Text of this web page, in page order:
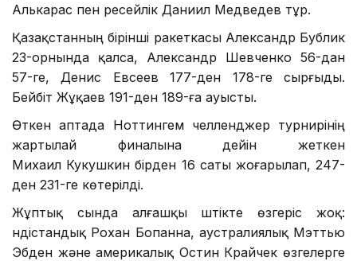
Алькарас пен ресейлік Даниил Медведев тұр.
Қазақстанның бірінші ракеткасы Александр Бублик
23-орнында қалса, Александр Шевченко 56-дан
57-ге, Денис Евсеев 177-ден 178-ге сырғыды.
Бейбіт Жұқаев 191-ден 189-ға ауысты.
Өткен аптада Ноттингем челленджер турнирінің
жартылай финалына дейін жеткен
Михаил Кукушкин бірден 16 саты жоғарылап, 247-
ден 231-ге көтерілді.
Жұптық сында алғашқы үштікте өзгеріс жоқ:
үндістандық Рохан Бопанна, аустралиялық Мэттью
Эбден және америкалық Остин Крайчек өзгелерге